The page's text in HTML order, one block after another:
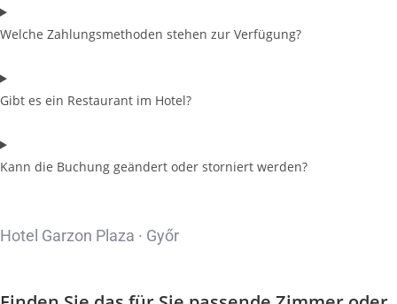
Welche Zahlungsmethoden stehen zur Verfügung?
Gibt es ein Restaurant im Hotel?
Kann die Buchung geändert oder storniert werden?
Hotel Garzon Plaza · Győr